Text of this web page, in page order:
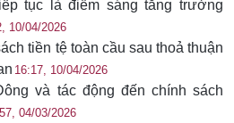
tục là điểm sáng tăng trưởng
10/04/2026
tiền tệ toàn cầu sau thoả thuận
16:17, 10/04/2026
và tác động đến chính sách
04/03/2026